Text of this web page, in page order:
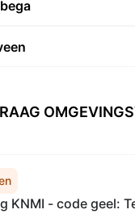
KNMI - code geel: